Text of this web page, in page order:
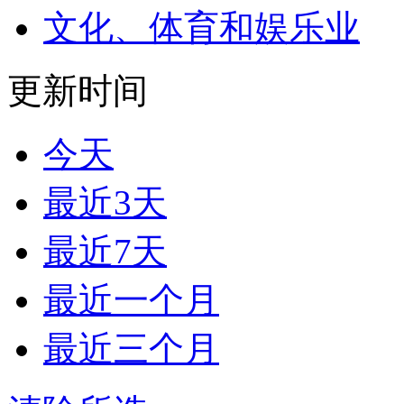
文化、体育和娱乐业
更新时间
今天
最近3天
最近7天
最近一个月
最近三个月